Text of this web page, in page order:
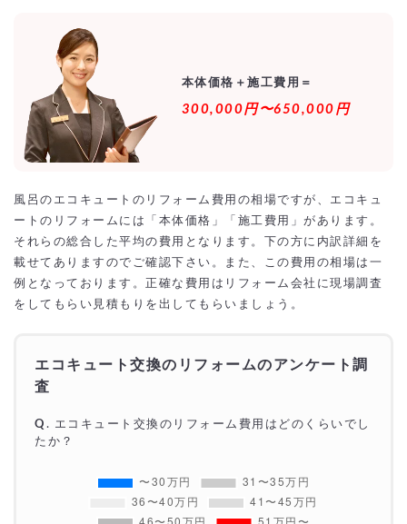
本体価格＋施工費用＝
300,000円〜650,000円
風呂のエコキュートのリフォーム費用の相場ですが、エコキュ
ートのリフォームには「本体価格」「施工費用」があります。
それらの総合した平均の費用となります。下の方に内訳詳細を
載せてありますのでご確認下さい。また、この費用の相場は一
例となっております。正確な費用はリフォーム会社に現場調査
をしてもらい見積もりを出してもらいましょう。
エコキュート交換のリフォームのアンケート調
査
Q . エコキュート交換のリフォーム費用はどのくらいでし
たか？